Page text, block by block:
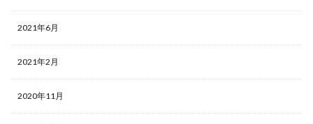
2021年6月
2021年2月
2020年11月